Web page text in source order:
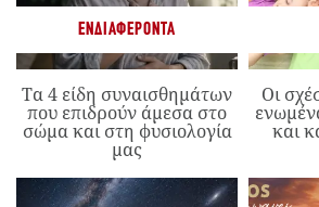
ΕΝΔΙΑΦΈΡΟΝΤΑ
Τα 4 είδη συναισθημάτων
που επιδρούν άμεσα στο
σώμα και στη φυσιολογία
μας
Οι
και